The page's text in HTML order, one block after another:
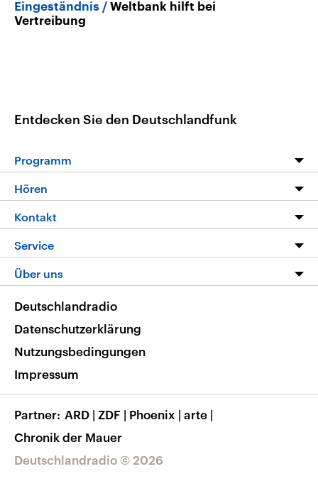
Eingeständnis
Weltbank hilft bei
Vertreibung
Entdecken Sie den Deutschlandfunk
Programm
Programm
Die Nachrichten
Nachrichtenleicht
Neue Beiträge auf dlf.de
Hören
Livestream
Podcasts
Deutschlandfunk App
Nachrichten App
Frequenzen
Kontakt
Hörerservice
Service
FAQ
Veranstaltungen
Musikliste
RSS
Über uns
Barrierefreiheit
Deutschlandradio © 2026
Deutschlandradio
Datenschutzerklärung
Nutzungsbedingungen
Impressum
Partner ARD | ZDF | Phoenix | arte |
Chronik der Mauer